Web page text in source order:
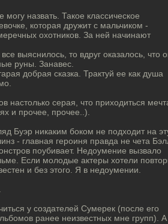
назвать. Такое классическое
которая дружит с мальчиком -
охотников. За ней начинают
выяснилось, то вдруг оказалось, что
руны. Занавес.
добрая сказка. Трактуй ее как душа
серая, что приходиться
и прочее, прочее..).
Буэр никаким боком не подходит на
- главная героиня правда не чета
поубивает. Недоумение вызвало
Если молодые актеры хотели
и без этого. Я в недоумении.
у создателей Сумерек (после его
ранее неизвестных мне групп). А